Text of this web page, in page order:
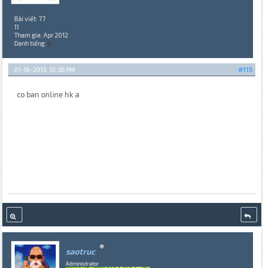
Bài viết: 77
11
Tham gia: Apr 2012
Danh tiếng: 0
#115
01-18-2013, 10:36 PM
co ban online hk a
saotruc
Administrator